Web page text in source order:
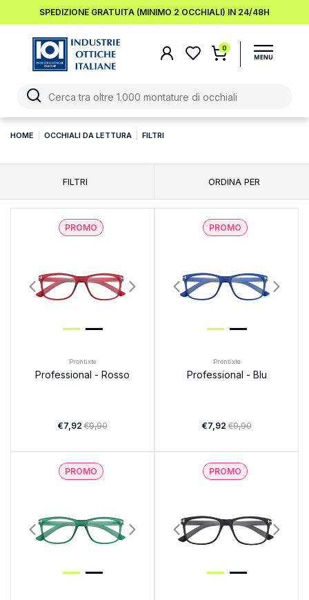
SPEDIZIONE GRATUITA (MINIMO 2 OCCHIALI) IN 24/48H
0
HOME OCCHIALI DA LETTURA FILTRI
FILTRI ORDINA PER
PROMO
Prontixte
Professional - Rosso
€7,92€9,90
PROMO
Prontixte
Professional - Blu
€7,92€9,90
PROMO PROMO